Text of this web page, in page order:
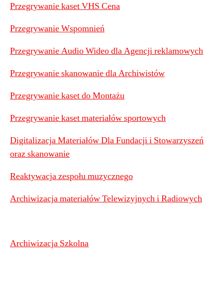
Przegrywanie kaset VHS Cena
Przegrywanie Wspomnień
Przegrywanie Audio Wideo dla Agencji reklamowych
Przegrywanie skanowanie dla Archiwistów
Przegrywanie kaset do Montażu
Przegrywanie kaset materiałów sportowych
Digitalizacja Materiałów Dla Fundacji i Stowarzyszeń
oraz skanowanie
Reaktywacja zespołu muzycznego
Archiwizacja materiałów Telewizyjnych i Radiowych
Archiwizacja Szkolna